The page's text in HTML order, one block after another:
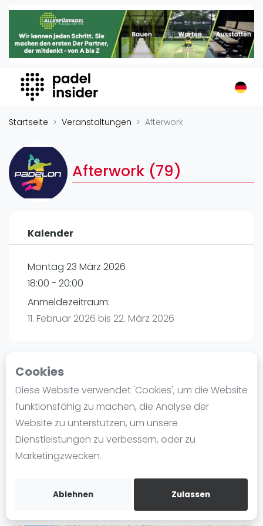
Cookies
Diese Website verwendet 'Cookies', um die Website
funktionsfähig zu machen, die Analyse der
Website zu unterstützen, um unsere
Dienstleistungen zu verbessern, oder zu
Marketingzwecken.
Ablehnen Zulassen
Padel Insider
Home
Organisationen
Buchungssysteme
Padel-Shops
Padelplatzbauer
Verschiedenes
Veranstaltungen
International
Ranking
Männer
Frauen
Blog
Die Geschichte von Padel
Regeln und Punktzählung
Padel Schläge
Video
Startseite Veranstaltungen Afterwork
Afterwork (79)
Kalender
Montag 23 März 2026
18:00 - 20:00
Anmeldezeitraum:
11. Februar 2026 bis 22. März 2026
Playtomic (Abgesagt))
Padelon Essen | Essen
Worringstr. 250a
45289Essen
Routebeschrijving